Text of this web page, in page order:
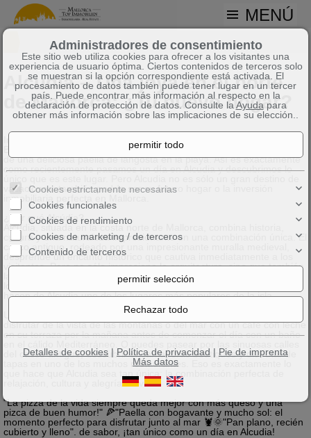
MENÚ
Alcudia – Una joya en el norte
de Mallorca: ¿Tu nuevo hogar?
Imagínate: un perfecto día de verano, las aguas turquesas de la
Bahía de Alcudia brillando bajo el sol mientras disfrutas con amigos
de una deliciosa paella de langosta en la playa. Así es exactamente
como recientemente pasamos un día en Alcudia y descubrimos lo
vacaciones: también podría ser su futuro hogar o la inversión
inmobiliaria perfecta en Mallorca.
¿Por qué Alcúdia?
Alcudia, situada en la costa norte de Mallorca, combina historia,
cultura y una naturaleza impresionante en una combinación única. El
casco antiguo, rodeado por una impresionante muralla medieval,
desprende un encanto histórico que cautiva inmediatamente a los
visitantes. Pero no sólo impresiona la arquitectura, sino que también
la ubicación es inmejorable. La playa de arena de un kilómetro de
longitud, el agua cristalina y el clima templado durante todo el año
hacen de Alcudia uno de los lugares más populares de la isla.
Un día en Alcudia se siente como un día en el paraíso. Imagínese
disfrutar de la vista de las montañas o del mar con un café con leche
en su terraza por la mañana antes de comenzar el día con un baño
del casco antiguo, descubrir encantadoras boutiques y disfrutar de
tapas en uno de los muchos restaurantes. Eso es exactamente lo
relajación, cultura y alegría de vivir.
"La pizza de la vida siempre queda mejor con más queso y una
pizca de buen humor!" 🍕"Paella con bogavante y mucho sol: el
momento perfecto para disfrutar junto al mar 🦞🌞"Pan plano, recién
cubierto y lleno". de sabor, ¡tan único como un día en Alcudia!
Administradores de consentimiento
Este sitio web utiliza cookies para ofrecer a los visitantes una
experiencia de usuario óptima. Ciertos contenidos de terceros solo
se muestran si la opción correspondiente está activada. El
procesamiento de datos también puede tener lugar en un tercer
país. Puede encontrar más información al respecto en la
declaración de protección de datos. Consulte laAyudapara
obtener más información sobre las implicaciones de su elección..
Cookies estrictamente necesarias
Cookies funcionales
Cookies de rendimiento
Cookies de marketing / de terceros
Contenido de terceros
Detalles de cookies | Política de privacidad | Pie de imprenta
Más datos